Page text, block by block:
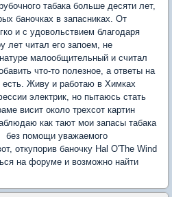
табака больше десяти лет,
баночках в запасниках. От
и с удовольствием благодаря
читал его запоем, не
малообщительный и считал
что-то полезное, а ответы на
есть. Живу и работаю в Химках
электрик, но пытаюсь стать
висит около трехсот картин
как тают мои запасы табака
без помощи уважаемого
откупорив баночку Hal O'The Wind
на форуме и возможно найти